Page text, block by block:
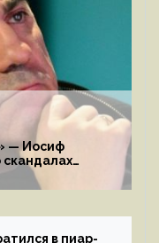
— Иосиф
в пиар-